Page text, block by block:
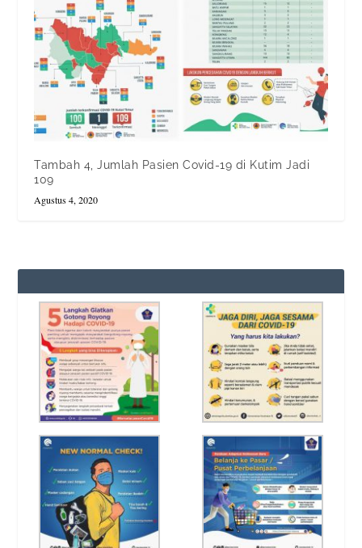
Tambah 4, Jumlah Pasien Covid-19 di Kutim Jadi
109
Agustus 4, 2020